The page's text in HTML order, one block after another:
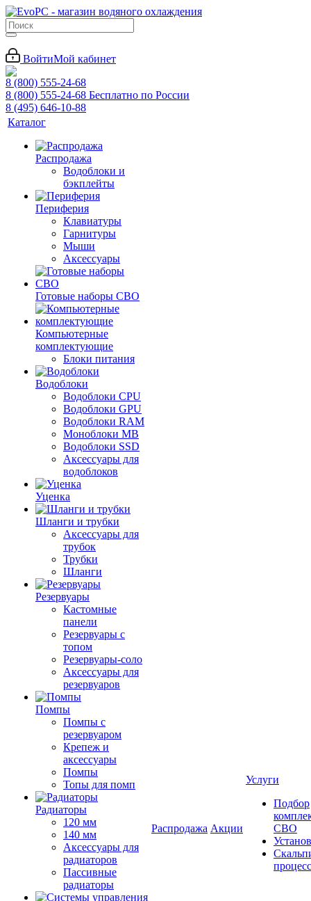
ВойтиМой кабинет
8 (800) 555-24-68
8 (800) 555-24-68 Бесплатно по России
8 (495) 646-10-88
Каталог
Распродажа
Водоблоки и
бэкплейты
Периферия
Клавиатуры
Гарнитуры
Мыши
Аксессуары
Готовые наборы СВО
Компьютерные
комплектующие
Блоки питания
Водоблоки
Водоблоки CPU
Водоблоки GPU
Водоблоки RAM
Моноблоки MB
Водоблоки SSD
Аксессуары для
водоблоков
Уценка
Шланги и трубки
Аксессуары для
трубок
Трубки
Шланги
Резервуары
Кастомные
панели
Резервуары с
топом
Резервуары-соло
Аксессуары для
резервуаров
Помпы
Помпы с
резервуаром
Крепеж и
аксессуары
Помпы
Топы для помп
Радиаторы
120 мм
140 мм
Аксессуары для
радиаторов
Пассивные
радиаторы
Распродажа Акции
Услуги
Подбор
СВО